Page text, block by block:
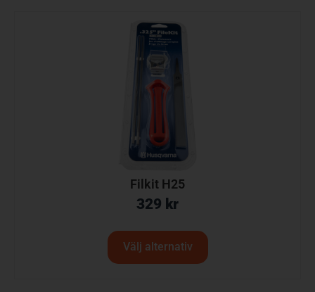
Filkit H25
329 kr
Välj alternativ